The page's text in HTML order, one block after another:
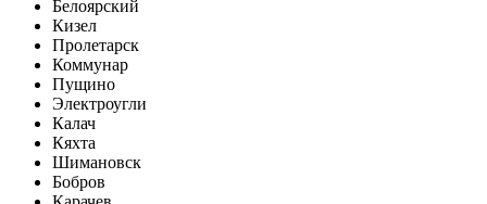
Белоярский
Кизел
Пролетарск
Коммунар
Пущино
Электроугли
Калач
Кяхта
Шимановск
Бобров